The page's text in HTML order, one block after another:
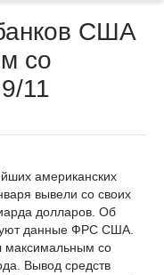
США
со
11
американских
вывели со своих
долларов. Об
данные ФРС США.
максимальным со
Вывод средств